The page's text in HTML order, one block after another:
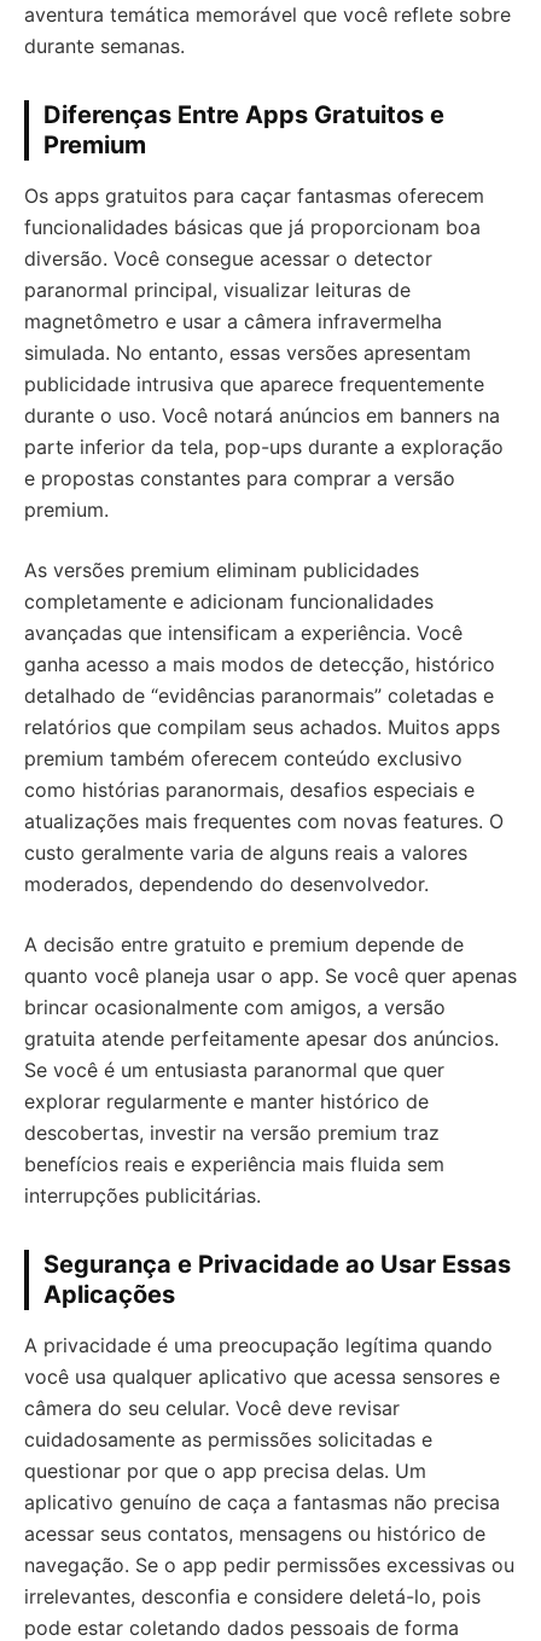
aventura temática memorável que você reflete sobre
durante semanas.
Diferenças Entre Apps Gratuitos e
Premium
Os apps gratuitos para caçar fantasmas oferecem
funcionalidades básicas que já proporcionam boa
diversão. Você consegue acessar o detector
paranormal principal, visualizar leituras de
magnetômetro e usar a câmera infravermelha
simulada. No entanto, essas versões apresentam
publicidade intrusiva que aparece frequentemente
durante o uso. Você notará anúncios em banners na
parte inferior da tela, pop-ups durante a exploração
e propostas constantes para comprar a versão
premium.
As versões premium eliminam publicidades
completamente e adicionam funcionalidades
avançadas que intensificam a experiência. Você
ganha acesso a mais modos de detecção, histórico
detalhado de “evidências paranormais” coletadas e
relatórios que compilam seus achados. Muitos apps
premium também oferecem conteúdo exclusivo
como histórias paranormais, desafios especiais e
atualizações mais frequentes com novas features. O
custo geralmente varia de alguns reais a valores
moderados, dependendo do desenvolvedor.
A decisão entre gratuito e premium depende de
quanto você planeja usar o app. Se você quer apenas
brincar ocasionalmente com amigos, a versão
gratuita atende perfeitamente apesar dos anúncios.
Se você é um entusiasta paranormal que quer
explorar regularmente e manter histórico de
descobertas, investir na versão premium traz
benefícios reais e experiência mais fluida sem
interrupções publicitárias.
Segurança e Privacidade ao Usar Essas
Aplicações
A privacidade é uma preocupação legítima quando
você usa qualquer aplicativo que acessa sensores e
câmera do seu celular. Você deve revisar
cuidadosamente as permissões solicitadas e
questionar por que o app precisa delas. Um
aplicativo genuíno de caça a fantasmas não precisa
acessar seus contatos, mensagens ou histórico de
navegação. Se o app pedir permissões excessivas ou
irrelevantes, desconfia e considere deletá-lo, pois
pode estar coletando dados pessoais de forma